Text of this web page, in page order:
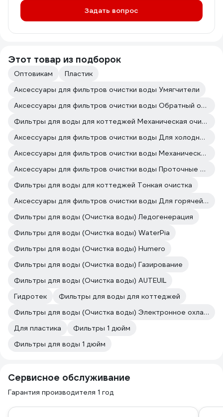
Задать вопрос
Этот товар из подборок
Оптовикам
Пластик
Аксессуары для фильтров очистки воды Умягчители
Аксессуары для фильтров очистки воды Обратный осмос
Фильтры для воды для коттеджей Механическая очистка
Аксессуары для фильтров очистки воды Для холодной воды
Аксессуары для фильтров очистки воды Механическая очистка
Аксессуары для фильтров очистки воды Проточные фильтры
Фильтры для воды для коттеджей Тонкая очистка
Аксессуары для фильтров очистки воды Для горячей воды
Фильтры для воды (Очистка воды) Ледогенерация
Фильтры для воды (Очистка воды) WaterPia
Фильтры для воды (Очистка воды) Humero
Фильтры для воды (Очистка воды) Газирование
Фильтры для воды (Очистка воды) AUTEUIL
Гидротек
Фильтры для воды для коттеджей
Фильтры для воды (Очистка воды) Электронное охлаждение
Для пластика
Фильтры 1 дюйм
Фильтры для воды 1 дюйм
Сервисное обслуживание
Гарантия производителя 1 год